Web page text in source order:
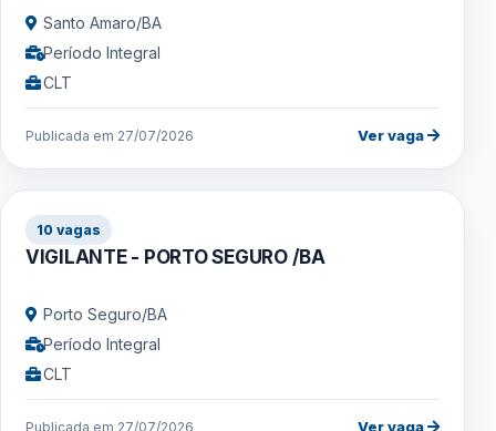
Santo Amaro/BA
Período Integral
CLT
Publicada em 27/07/2026 Ver vaga
10 vagas
VIGILANTE - PORTO SEGURO /BA
Porto Seguro/BA
Período Integral
CLT
Publicada em 27/07/2026 Ver vaga